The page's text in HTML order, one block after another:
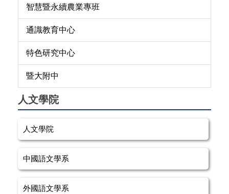
智慧暨永續農業專班
通識教育中心
特色研究中心
暨大附中
人文學院
人文學院
中國語文學系
外國語文學系